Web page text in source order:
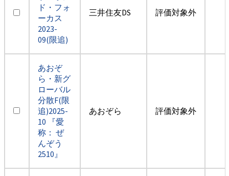
ド・フォ
ーカス
2023-
09(限追)
三井住友DS 評価対象外
あおぞ
ら・新グ
ローバル
分散F(限
追)2025-
10 『愛
称： ぜ
んぞう
2510』
あおぞら 評価対象外